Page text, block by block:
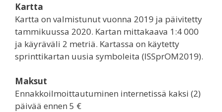
Kartta
Kartta on valmistunut vuonna 2019 ja päivitetty
tammikuussa 2020. Kartan mittakaava 1:4 000
ja käyräväli 2 metriä. Kartassa on käytetty
sprinttikartan uusia symboleita (ISSprOM2019).
Maksut
Ennakkoilmoittautuminen internetissä kaksi (2)
päivää ennen 5 €